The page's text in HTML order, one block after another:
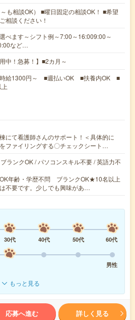
も相談OK） ■曜日固定の相談OK！ ■希望
相談ください！
べます～シフト例～7:00～16:009:00～
など…
中！急募！】■2カ月～
時給1300円～ ■週払いOK ■扶養内OK ■
にて看護師さんのサポート！＜具体的に
ファイリングする〇チェックシート…
ランクOK / パソコンスキル不要 / 英語力不
年齢・学歴不問 ブランクOK★10名以上
不要です。少しでも興味があ…
30代 40代 50代
60代
男性
もっと見る
応募へ進む 詳しく見る